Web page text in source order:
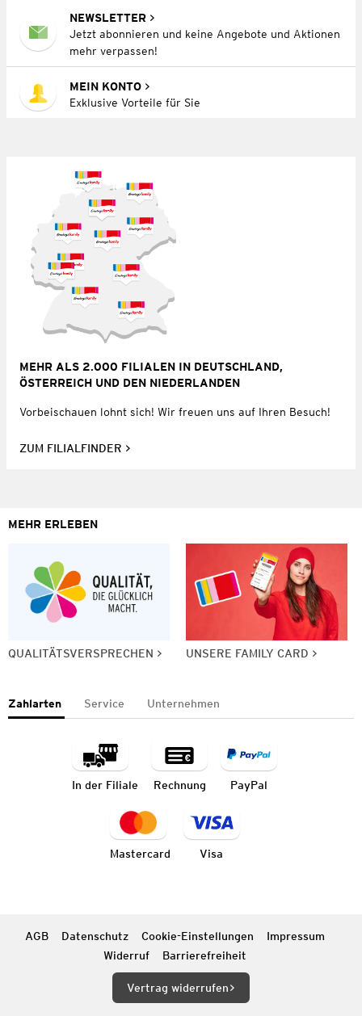
NEWSLETTER
Jetzt abonnieren und keine Angebote und Aktionen
mehr verpassen!
MEIN KONTO
Exklusive Vorteile für Sie
MEHR ALS 2.000 FILIALEN IN DEUTSCHLAND,
ÖSTERREICH UND DEN NIEDERLANDEN
Vorbeischauen lohnt sich! Wir freuen uns auf Ihren Besuch!
ZUM FILIALFINDER
MEHR ERLEBEN
QUALITÄTSVERSPRECHEN UNSERE FAMILY CARD
Zahlarten Service Unternehmen
In der Filiale Rechnung PayPal
Mastercard Visa
AGB Datenschutz Cookie-Einstellungen
Impressum
Widerruf
Barrierefreiheit
Vertrag widerrufen